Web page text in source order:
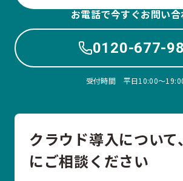
お電話で今すぐお問い合
0120-677-
受付時間 平日10:00〜
クラウド導入について
にご相談ください